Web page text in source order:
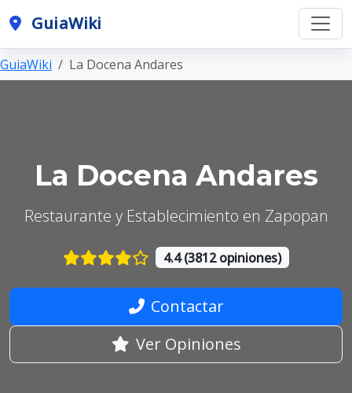
GuiaWiki
GuiaWiki La Docena Andares
La Docena Andares
Restaurante y Establecimiento en Zapopan
4.4 (3812 opiniones)
Contactar
Ver Opiniones